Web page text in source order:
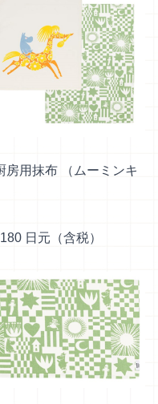
用抹布 （ムーミンキ
日元（含税）